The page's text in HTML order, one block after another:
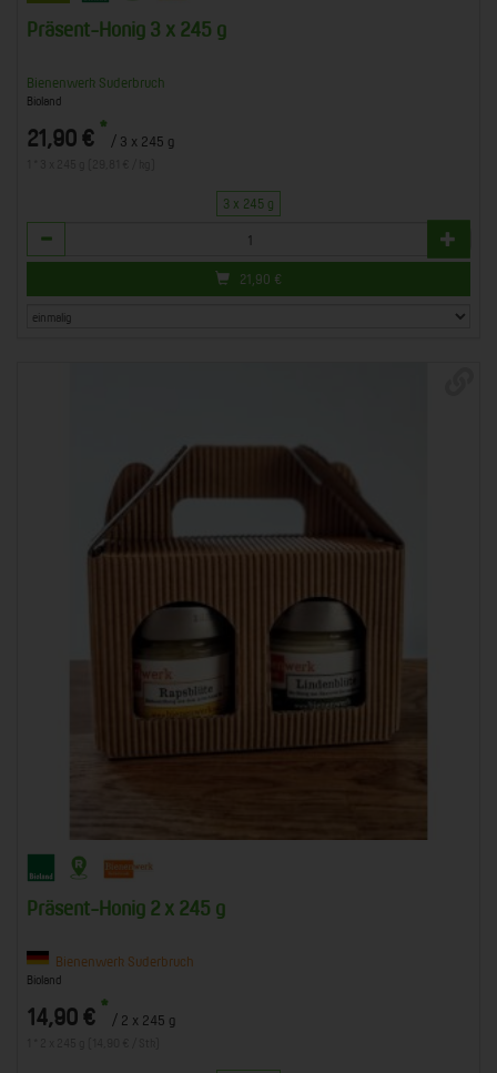
Präsent-Honig 3 x 245 g
Bienenwerk Suderbruch
Bioland
21,90 € * / 3 x 245 g
3 x 245 g
Anzahl
21,90 €
Präsent-Honig 2 x 245 g
Bienenwerk Suderbruch
Bioland
14,90 € * / 2 x 245 g